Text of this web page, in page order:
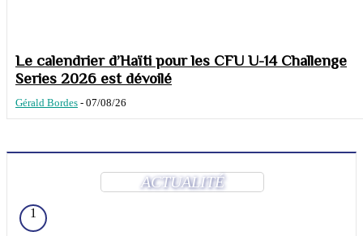
Le calendrier d’Haïti pour les CFU U-14 Challenge
Series 2026 est dévoilé
Gérald Bordes - 07/08/26
ACTUALITÉ
1